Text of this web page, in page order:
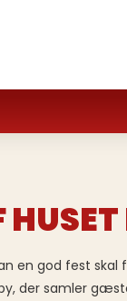
en god fest
der samler